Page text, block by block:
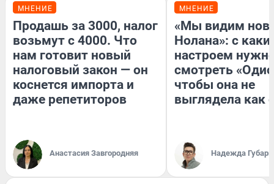
МНЕНИЕ
Продашь за 3000, налог
возьмут с 4000. Что
нам готовит новый
налоговый закон — он
коснется импорта и
даже репетиторов
Анастасия Завгородняя
МНЕНИЕ
«Мы видим
Нолана»: с
настроем
смотреть
чтобы она не
выглядела как
Надежда Губарь